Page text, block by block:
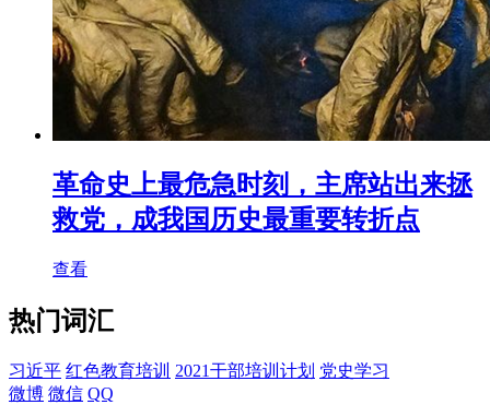
革命史上最危急时刻，主席站出来拯
救党，成我国历史最重要转折点
查看
热门词汇
习近平 红色教育培训 2021干部培训计划 党史学习
微博 微信 QQ